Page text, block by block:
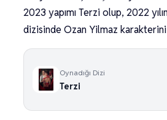
2023 yapımı Terzi olup, 2022
dizisinde Ozan Yilmaz karakterini
Oynadığı Dizi
Terzi